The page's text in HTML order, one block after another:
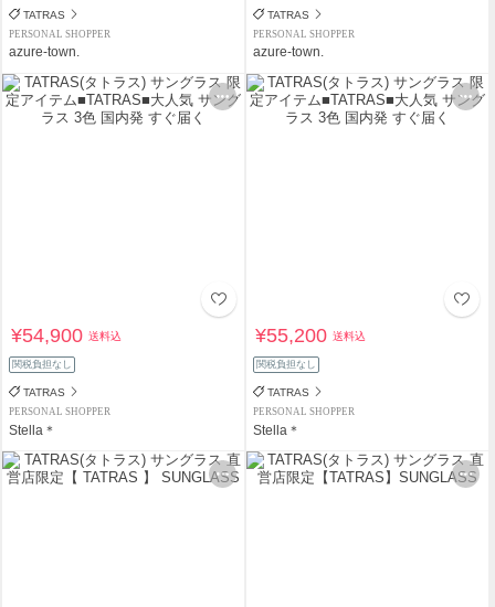
TATRAS
PERSONAL SHOPPER
azure-town.
TATRAS
PERSONAL SHOPPER
azure-town.
¥54,900送料込
関税負担なし
TATRAS
PERSONAL SHOPPER
Stella＊
¥55,200送料込
関税負担なし
TATRAS
PERSONAL SHOPPER
Stella＊